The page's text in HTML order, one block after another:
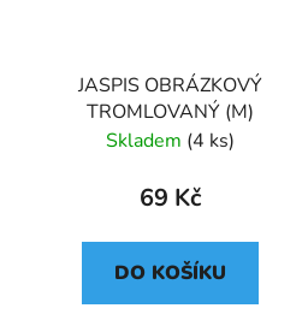
JASPIS OBRÁZKOVÝ
TROMLOVANÝ (M)
Skladem (4 ks)
69 Kč
DO KOŠÍKU